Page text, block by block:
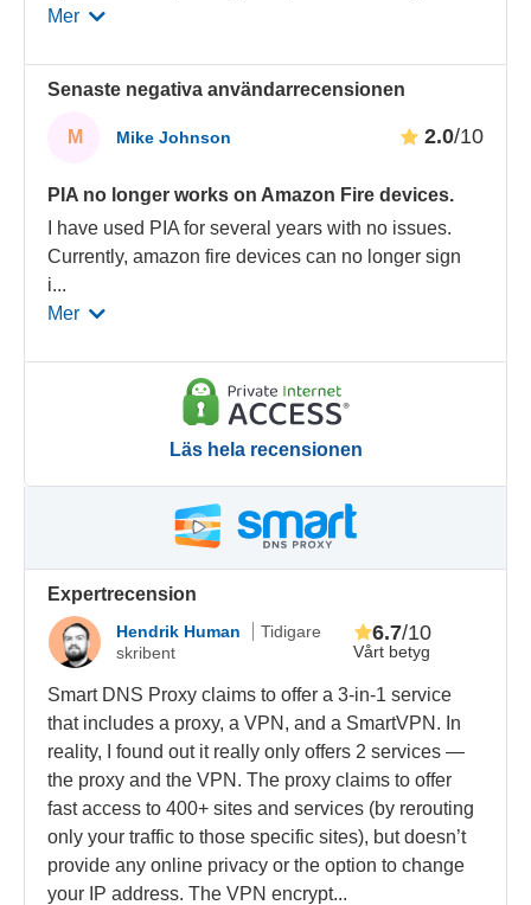
Mer
Senaste negativa användarrecensionen
M Mike Johnson 2.0/10
PIA no longer works on Amazon Fire devices.
I have used PIA for several years with no issues.
Currently, amazon fire devices can no longer sign
i...
Mer
Läs hela recensionen
Expertrecension
Hendrik Human
Tidigare
skribent
Vårt betyg
6.7/10
Smart DNS Proxy claims to offer a 3-in-1 service
that includes a proxy, a VPN, and a SmartVPN. In
reality, I found out it really only offers 2 services —
the proxy and the VPN. The proxy claims to offer
fast access to 400+ sites and services (by rerouting
only your traffic to those specific sites), but doesn’t
provide any online privacy or the option to change
your IP address. The VPN encrypt...